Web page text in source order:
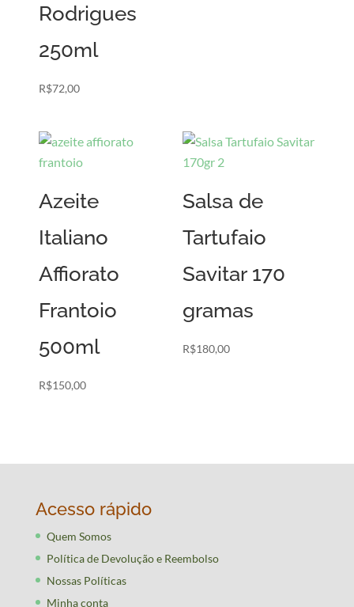
Rodrigues
250ml
R$72,00
Azeite
Italiano
Affiorato
Frantoio
500ml
R$150,00
Salsa de
Tartufaio
Savitar 170
gramas
R$180,00
Acesso rápido
Quem Somos
Política de Devolução e Reembolso
Nossas Políticas
Minha conta